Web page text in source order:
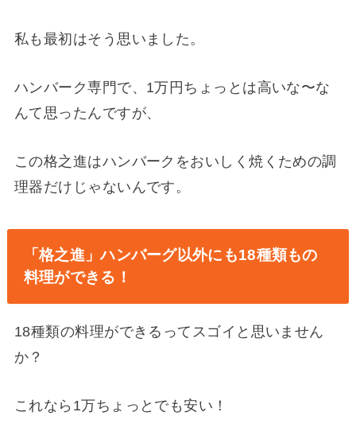
私も最初はそう思いました。
ハンバーク専門で、1万円ちょっとは高いな〜な
んて思ったんですが、
この格之進はハンバークをおいしく焼くための調
理器だけじゃないんです。
「格之進」ハンバーグ以外にも18種類もの
料理ができる！
18種類の料理ができるってスゴイと思いません
か？
これなら1万ちょっとでも安い！